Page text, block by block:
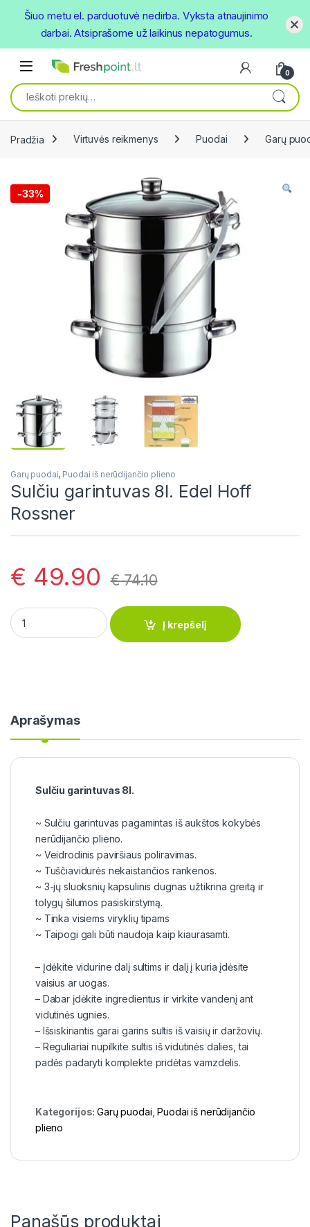
Open
0
Ieškoti:
Pradžia Virtuvės reikmenys Puodai Garų
-33%
Garų puodai, Puodai iš nerūdijančio plieno
Sulčiu garintuvas 8l. Edel Hoff
Rossner
€ 49.90 €74.10
Sulčiu garintuvas 8l. Edel Hoff Rossner quantity
Į krepšelį
Aprašymas
Sulčiu garintuvas 8l.
~ Sulčiu garintuvas pagamintas iš aukštos kokybės
nerūdijančio plieno.
~ Veidrodinis paviršiaus poliravimas.
~ Tuščiavidurės nekaistančios rankenos.
~ 3-jų sluoksnių kapsulinis dugnas užtikrina greitą ir
tolygų šilumos pasiskirstymą.
~ Tinka visiems viryklių tipams
~ Taipogi gali būti naudoja kaip kiaurasamti.
– Įdėkite vidurine dalį sultims ir dalį į kuria įdėsite
vaisius ar uogas.
– Dabar įdėkite ingredientus ir virkite vandenį ant
vidutinės ugnies.
– Išsiskiriantis garai garins sultis iš vaisių ir daržovių.
– Reguliariai nupilkite sultis iš vidutinės dalies, tai
padės padaryti komplekte pridėtas vamzdelis.
Kategorijos:Garų puodai,Puodai iš nerūdijančio
plieno
Panašūs produktai
Šiuo metu el. parduotuvė nedirba. Vyksta atnaujinimo
darbai. Atsiprašome už laikinus nepatogumus.